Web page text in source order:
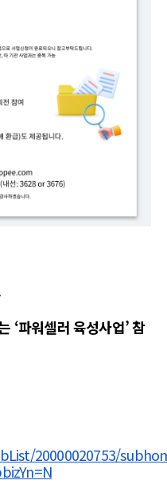
‘파워셀러 육성사업’ 참
20000020753/